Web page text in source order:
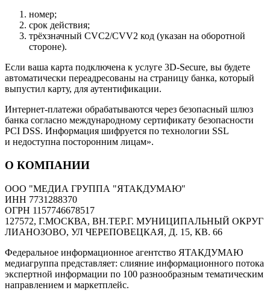
номер;
срок действия;
трёхзначный CVC2/CVV2 код (указан на оборотной
стороне).
Если ваша карта подключена к услуге 3D-Secure, вы будете
автоматически переадресованы на страницу банка, который
выпустил карту, для аутентификации.
Интернет-платежи обрабатываются через безопасный шлюз
банка согласно международному сертификату безопасности
PCI DSS. Информация шифруется по технологии SSL
и недоступна посторонним лицам».
О КОМПАНИИ
ООО "МЕДИА ГРУППА "ЯТАКДУМАЮ"
ИНН 7731288370
ОГРН 1157746678517
127572, Г.МОСКВА, ВН.ТЕР.Г. МУНИЦИПАЛЬНЫЙ ОКРУГ
ЛИАНОЗОВО, УЛ ЧЕРЕПОВЕЦКАЯ, Д. 15, КВ. 66
Федеральное информационное агентство ЯТАКДУМАЮ
медиагруппа представляет: слияние информационного потока
экспертной информации по 100 разнообразным тематическим
направлением и маркетплейс.